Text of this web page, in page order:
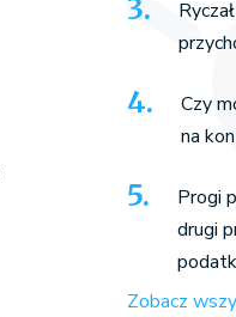
Czy
na
Progi
drugi
Zobacz